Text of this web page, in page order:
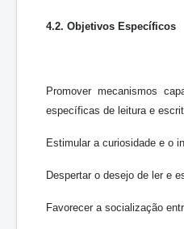
4.2. Objetivos Específicos
Promover mecanismos
específicas de leitura e
Estimular a curiosidade e o
Despertar o desejo de ler e
Favorecer a socialização